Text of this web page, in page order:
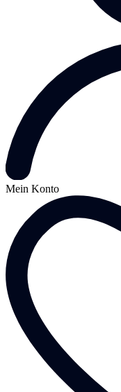
Mein Konto